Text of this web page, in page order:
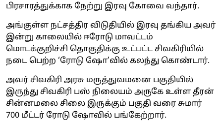
பிரசாரத்துக்காக நேற்று இரவு கோவை வந்தார்.
அங்குள்ள நட்சத்திர விடுதியில் இரவு தங்கிய அவர்
இன்று காலையில் ஈரோடு மாவட்டம்
மொடக்குறிச்சி தொகுதிக்கு உட்பட்ட சிவகிரியில்
நடை பெற்ற ‘ரோடு ஷோ’வில் கலந்து கொண்டார்.
அவர் சிவகிரி அரசு மருத்துவமனை பகுதியில்
இருந்து சிவகிரி பஸ் நிலையம் அருகே உள்ள தீரன்
சின்னமலை சிலை இருக்கும் பகுதி வரை சுமார்
700 மீட்டர் ரோடு ஷோவில் பங்கேற்றார்.